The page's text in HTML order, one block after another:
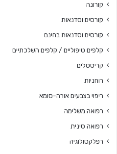
קורונה
קורסים וסדנאות
קורסים וסדנאות בחינם
קלפים טיפוליים / קלפים השלכתיים
קריסטלים
רוחניות
ריפוי בצבעים אורה-סומא
רפואה משלימה
רפואה סינית
רפלקסולוגיה